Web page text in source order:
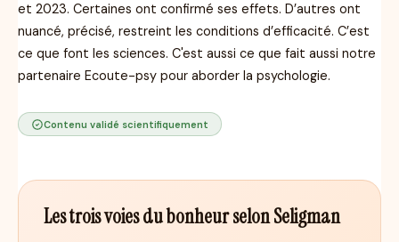
et 2023. Certaines ont confirmé ses effets. D’autres ont
nuancé, précisé, restreint les conditions d’efficacité. C’est
ce que font les sciences. C'est aussi ce que fait aussi notre
partenaire Ecoute-psy pour aborder la psychologie.
Contenu validé scientifiquement
Les trois voies du bonheur selon Seligman